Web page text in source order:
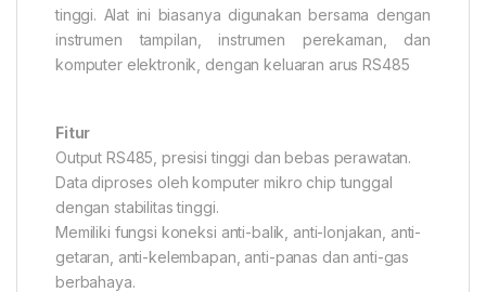
tinggi. Alat ini biasanya digunakan bersama dengan
instrumen tampilan, instrumen perekaman, dan
komputer elektronik, dengan keluaran arus RS485
Fitur
Output RS485, presisi tinggi dan bebas perawatan.
Data diproses oleh komputer mikro chip tunggal
dengan stabilitas tinggi.
Memiliki fungsi koneksi anti-balik, anti-lonjakan, anti-
getaran, anti-kelembapan, anti-panas dan anti-gas
berbahaya.